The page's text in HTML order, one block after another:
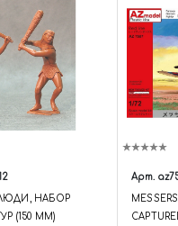
НАБОР
(150 ММ)
Арт.